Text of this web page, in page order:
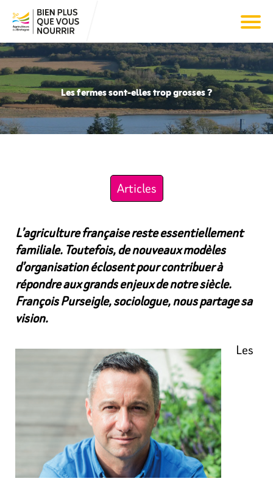
Les fermes sont-elles trop grosses ?
Articles
L’agriculture française reste essentiellement
familiale. Toutefois, de nouveaux modèles
d’organisation éclosent pour contribuer à
répondre aux grands enjeux de notre siècle.
François Purseigle, sociologue, nous partage sa
vision.
Les